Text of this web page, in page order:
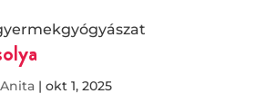
| okt 1, 2025